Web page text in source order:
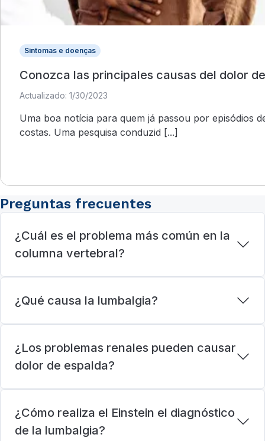
Sintomas e doenças
Conozca las principales causas del dolor
Actualizado: 1/30/2023
Uma boa notícia para quem já passou por episódios
costas. Uma pesquisa conduzid [...]
Preguntas frecuentes
¿Cuál es el problema más común en la
columna vertebral?
¿Qué causa la lumbalgia?
¿Los problemas renales pueden causar
dolor de espalda?
¿Cómo realiza el Einstein el diagnóstico
de la lumbalgia?